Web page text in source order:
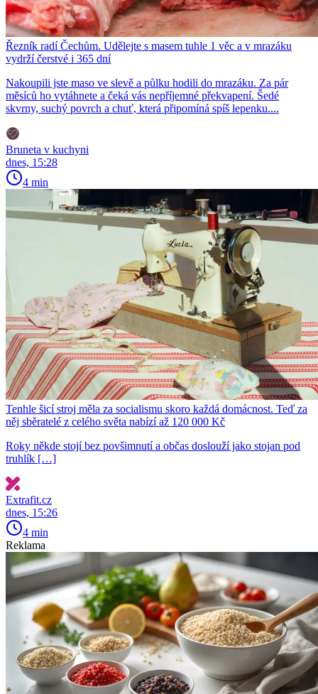
Řezník radí Čechům. Udělejte s masem tuhle 1 věc a v mrazáku
vydrží čerstvé i 365 dní
Nakoupili jste maso ve slevě a půlku hodili do mrazáku. Za pár
měsíců ho vytáhnete a čeká vás nepříjemné překvapení. Šedé
skvrny, suchý povrch a chuť, která připomíná spíš lepenku....
Bruneta v kuchyni
dnes, 15:28
4 min
Tenhle šicí stroj měla za socialismu skoro každá domácnost. Teď za
něj sběratelé z celého světa nabízí až 120 000 Kč
Roky někde stojí bez povšimnutí a občas doslouží jako stojan pod
truhlík […]
Extrafit.cz
dnes, 15:26
4 min
Reklama